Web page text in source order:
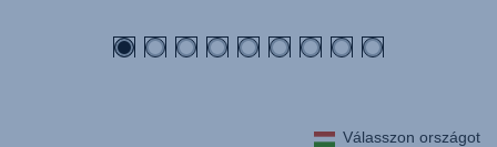
Válasszon országot